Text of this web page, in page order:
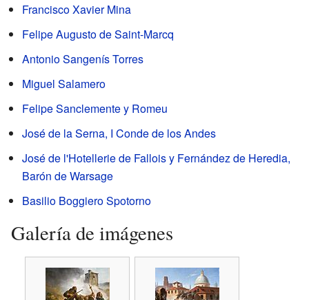
Francisco Xavier Mina
Felipe Augusto de Saint-Marcq
Antonio Sangenís Torres
Miguel Salamero
Felipe Sanclemente y Romeu
José de la Serna, I Conde de los Andes
José de l'Hotellerie de Fallois y Fernández de Heredia,
Barón de Warsage
Basilio Boggiero Spotorno
Galería de imágenes